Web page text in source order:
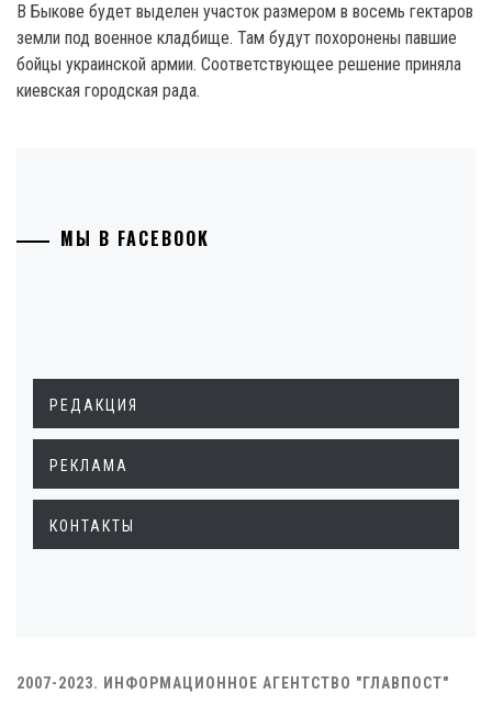
В Быкове будет выделен участок размером в восемь гектаров
земли под военное кладбище. Там будут похоронены павшие
бойцы украинской армии. Соответствующее решение приняла
киевская городская рада.
МЫ В FACEBOOK
РЕДАКЦИЯ
РЕКЛАМА
КОНТАКТЫ
2007-2023. ИНФОРМАЦИОННОЕ АГЕНТСТВО "ГЛАВПОСТ"